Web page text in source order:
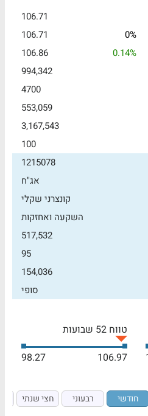
106.71
0%
106.71
0.14%
106.86
994,342
4700
553,059
3,167,543
100
1215078
אג"ח
קונצרני שקלי
השקעה ואחזקות
517,532
95
154,036
סופי
טווח 52 שבועות
106.97
98.27
חודשי רבעוני חצי שנתי